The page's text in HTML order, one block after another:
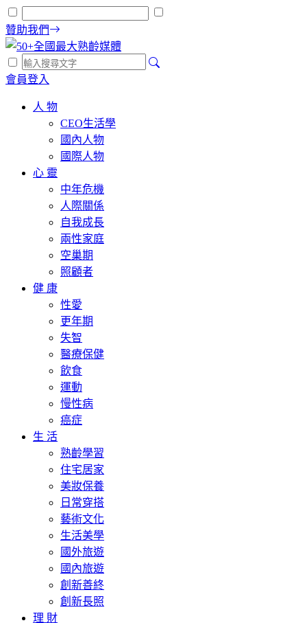
贊助我們
會員登入
人 物
CEO生活學
國內人物
國際人物
心 靈
中年危機
人際關係
自我成長
兩性家庭
空巢期
照顧者
健 康
性愛
更年期
失智
醫療保健
飲食
運動
慢性病
癌症
生 活
熟齡學習
住宅居家
美妝保養
日常穿搭
藝術文化
生活美學
國外旅遊
國內旅遊
創新善終
創新長照
理 財